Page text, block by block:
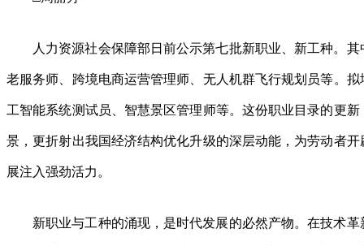
人力资源社会保障部日前公示第七批新职业、新工种。
老服务师、跨境电商运营管理师、无人机群飞行规划员等。
工智能系统测试员、智慧景区管理师等。这份职业目录的更
景，更折射出我国经济结构优化升级的深层动能，为劳动者
展注入强劲活力。
新职业与工种的涌现，是时代发展的必然产物。在技术